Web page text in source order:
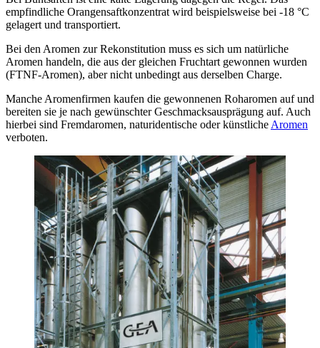
empfindliche Orangensaftkonzentrat wird beispielsweise bei -18 °C
gelagert und transportiert.
Bei den Aromen zur Rekonstitution muss es sich um natürliche
Aromen handeln, die aus der gleichen Fruchtart gewonnen wurden
(FTNF-Aromen), aber nicht unbedingt aus derselben Charge.
Manche Aromenfirmen kaufen die gewonnenen Roharomen auf und
bereiten sie je nach gewünschter Geschmacksausprägung auf. Auch
hierbei sind Fremdaromen, naturidentische oder künstliche Aromen
verboten.